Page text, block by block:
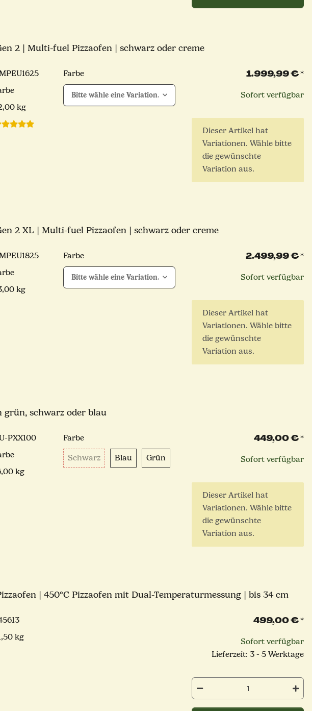
2 | Multi-fuel Pizzaofen | schwarz oder creme
kg
Farbe
Bitte wähle eine Variation.
1.999,99 €*
Sofort verfügbar
x
Dieser Artikel hat
Variationen. Wähle bitte
die gewünschte
Variation aus.
2 XL | Multi-fuel Pizzaofen | schwarz oder creme
kg
Farbe
Bitte wähle eine Variation.
2.499,99 €*
Sofort verfügbar
x
Dieser Artikel hat
Variationen. Wähle bitte
die gewünschte
Variation aus.
grün, schwarz oder blau
PXX100
kg
Farbe
SchwarzSchwarz
Blau BlauGrün
449,00 €*
Sofort verfügbar
x
Dieser Artikel hat
Variationen. Wähle bitte
die gewünschte
Variation aus.
| 450°C Pizzaofen mit Dual-Temperaturmessung | bis 34 cm
kg
499,00 €*
Sofort verfügbar
Lieferzeit: 3 - 5 Werktage